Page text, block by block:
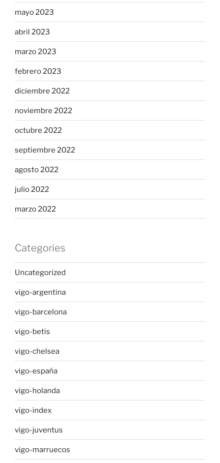
mayo 2023
abril 2023
marzo 2023
febrero 2023
diciembre 2022
noviembre 2022
octubre 2022
septiembre 2022
agosto 2022
julio 2022
marzo 2022
Categories
Uncategorized
vigo-argentina
vigo-barcelona
vigo-betis
vigo-chelsea
vigo-españa
vigo-holanda
vigo-index
vigo-juventus
vigo-marruecos